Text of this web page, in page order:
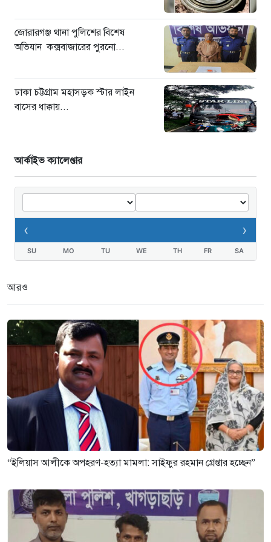
জোরারগঞ্জ থানা পুলিশের বিশেষ
অভিযান কক্সবাজারের পুরনো...
ঢাকা চট্টগ্রাম মহাসড়ক স্টার লাইন
বাসের ধাক্কায়...
আর্কাইভ ক্যালেণ্ডার
‹ ›
SU MO TU WE TH FR SA
আরও
“ইলিয়াস আলীকে অপহরণ-হত্যা মামলা: সাইফুর রহমান গ্রেপ্তার হচ্ছেন”